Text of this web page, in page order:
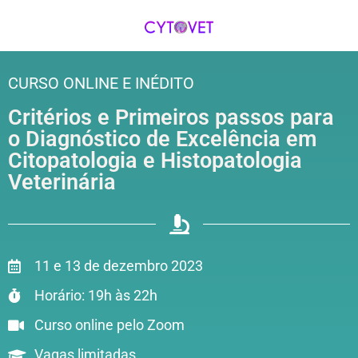
CURSO ONLINE E INÉDITO
Critérios e Primeiros passos para
o Diagnóstico de Excelência em
Citopatologia e Histopatologia
Veterinária
11 e 13 de dezembro 2023
Horário: 19h às 22h
Curso online pelo Zoom
Vagas limitadas